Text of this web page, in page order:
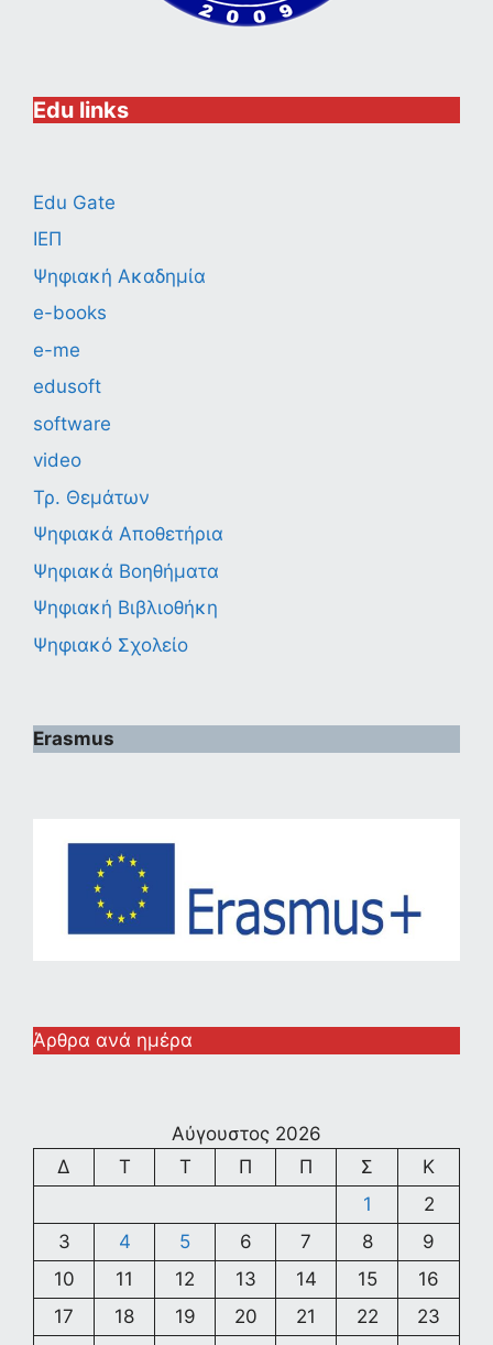
Edu links
Edu Gate
ΙΕΠ
Ψηφιακή Ακαδημία
e-books
e-me
edusoft
software
video
Τρ. Θεμάτων
Ψηφιακά Αποθετήρια
Ψηφιακά Βοηθήματα
Ψηφιακή Βιβλιοθήκη
Ψηφιακό Σχολείο
Erasmus
Άρθρα ανά ημέρα
Αύγουστος 2026
Δ
Τ Τ Π Π Σ
Κ
1
2
3
4 5 6 7 8
9
10
11 12 13 14 15
16
17
18 19 20 21 22
23